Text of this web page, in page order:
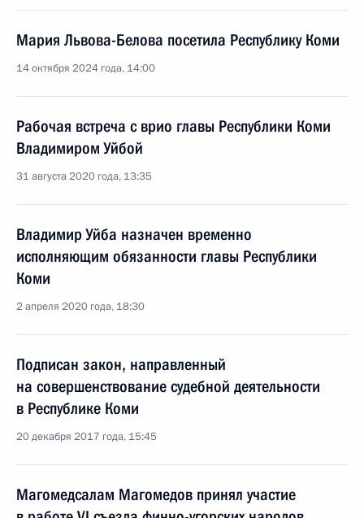
Мария Львова-Белова посетила Республику Коми
14 октября 2024 года, 14:00
Рабочая встреча с врио главы Республики Коми
Владимиром Уйбой
31 августа 2020 года, 13:35
Владимир Уйба назначен временно
исполняющим обязанности главы Республики
Коми
2 апреля 2020 года, 18:30
Подписан закон, направленный
на совершенствование судебной деятельности
в Республике Коми
20 декабря 2017 года, 15:45
Магомедсалам Магомедов принял участие